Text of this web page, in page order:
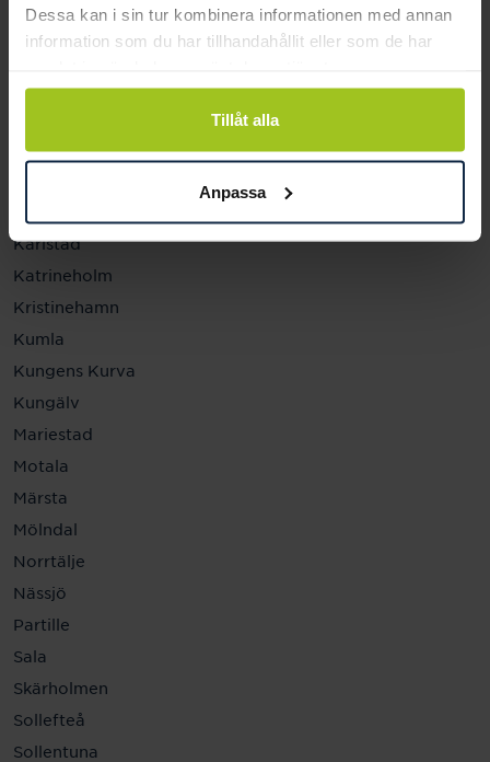
Dessa kan i sin tur kombinera informationen med annan
information som du har tillhandahållit eller som de har
Tillåt alla
Anpassa
Halmstad Hallarna
Haninge
Helsingborg
Jönköping
Karlstad
Katrineholm
Kristinehamn
Kumla
Kungens Kurva
Kungälv
Mariestad
Motala
Märsta
Mölndal
Norrtälje
Nässjö
Partille
Sala
Skärholmen
Sollefteå
Sollentuna